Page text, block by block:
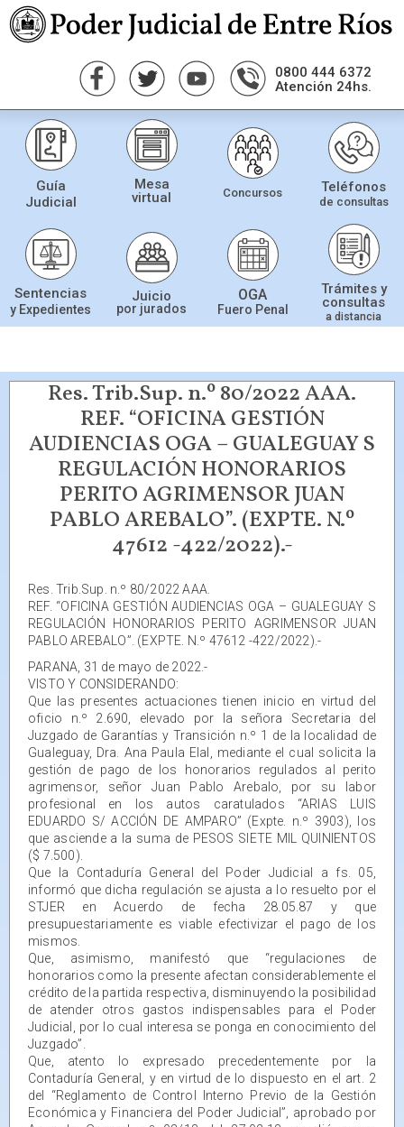
0800 444 6372
Atención 24hs.
Guía
Judicial
Mesa
virtual
Concursos Teléfonos
de consultas
Sentencias
y Expedientes
Juicio
por jurados
OGA
Fuero Penal
Trámites y
consultas
a distancia
Res. Trib.Sup. n.º 80/2022 AAA.
REF. “OFICINA GESTIÓN
AUDIENCIAS OGA – GUALEGUAY S
REGULACIÓN HONORARIOS
PERITO AGRIMENSOR JUAN
PABLO AREBALO”. (EXPTE. N.º
47612 -422/2022).-
Res. Trib.Sup. n.º 80/2022 AAA.
REF. “OFICINA GESTIÓN AUDIENCIAS OGA – GUALEGUAY S
REGULACIÓN HONORARIOS PERITO AGRIMENSOR JUAN
PABLO AREBALO”. (EXPTE. N.º 47612 -422/2022).-
PARANA, 31 de mayo de 2022.-
VISTO Y CONSIDERANDO:
Que las presentes actuaciones tienen inicio en virtud del
oficio n.º 2.690, elevado por la señora Secretaria del
Juzgado de Garantías y Transición n.º 1 de la localidad de
Gualeguay, Dra. Ana Paula Elal, mediante el cual solicita la
gestión de pago de los honorarios regulados al perito
agrimensor, señor Juan Pablo Arebalo, por su labor
profesional en los autos caratulados “ARIAS LUIS
EDUARDO S/ ACCIÓN DE AMPARO” (Expte. n.º 3903), los
que asciende a la suma de PESOS SIETE MIL QUINIENTOS
($ 7.500).
Que la Contaduría General del Poder Judicial a fs. 05,
informó que dicha regulación se ajusta a lo resuelto por el
STJER en Acuerdo de fecha 28.05.87 y que
presupuestariamente es viable efectivizar el pago de los
mismos.
Que, asimismo, manifestó que “regulaciones de
honorarios como la presente afectan considerablemente el
crédito de la partida respectiva, disminuyendo la posibilidad
de atender otros gastos indispensables para el Poder
Judicial, por lo cual interesa se ponga en conocimiento del
Juzgado”.
Que, atento lo expresado precedentemente por la
Contaduría General, y en virtud de lo dispuesto en el art. 2
del “Reglamento de Control Interno Previo de la Gestión
Económica y Financiera del Poder Judicial”, aprobado por